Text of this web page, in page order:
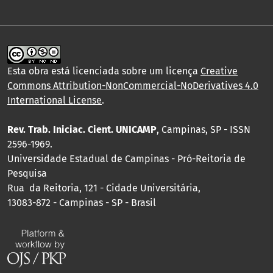
Esta obra está licenciada sobre um licença Creative
Commons Attribution-NonCommercial-NoDerivatives 4.0
International License.
Rev. Trab. Iniciac. Cient. UNICAMP, Campinas, SP - ISSN
2596-1969.
Universidade Estadual de Campinas - Pró-Reitoria de
Pesquisa
Rua da Reitoria, 121 - Cidade Universitária,
13083-872 - Campinas - SP - Brasil